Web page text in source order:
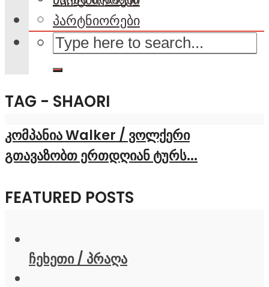
პარტნიორები
TAG - SHAORI
კომპანია Walker / ვოლქერი
გთავაზობთ ერთდღიან ტურს...
FEATURED POSTS
ჩეხეთი / პრაღა